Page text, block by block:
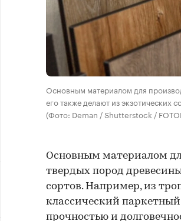
Основным материалом для
его также делают из экзотических
(Фото: Deman / Shutterstock /
Основным материалом
твердых пород
сортов. Например, из
классический
прочностью и